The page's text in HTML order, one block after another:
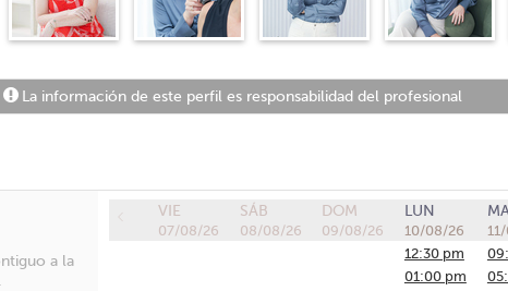
La información de este perfil es responsabilidad del profesional
a la
VIE
07/08/26
SÁB
08/08/26
DOM
09/08/26
LUN
10/08/26
12:30 pm
01:00 pm